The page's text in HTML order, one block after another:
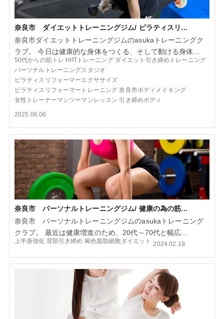
奈良市 ダイエットトレーニングジム/ ピラティスリ...
奈良市ダイエットトレーニングジムのasukaトレーニングク
ラブ。 今日は健康的な身体をつくる、そして動ける身体...
50代からの筋トレ HIITトレーニング ダイエット引き締めトレーニング
パーソナルトレーニングスタジオ
ピラティスリフォーマーエクササイズ
ピラティスリフォーマートレーニング 奈良市ボディメイキング
女性トレーナーマンツーマンレッスン 引き締めボディ
2025.06.06
奈良市 パーソナルトレーニングジム/ 健康の為の筋...
奈良市 パーソナルトレーニングジムのasukaトレーニング
クラブ。 最近は健康増進のため、20代～70代と幅広...
上半身強化 背部引き締め 褐色脂肪細胞ダイエット 2024.02.19